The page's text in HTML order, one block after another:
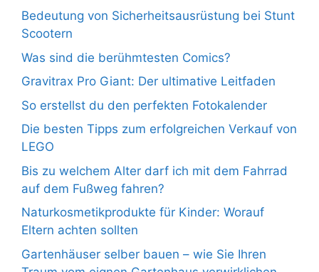
Bedeutung von Sicherheitsausrüstung bei Stunt
Scootern
Was sind die berühmtesten Comics?
Gravitrax Pro Giant: Der ultimative Leitfaden
So erstellst du den perfekten Fotokalender
Die besten Tipps zum erfolgreichen Verkauf von
LEGO
Bis zu welchem Alter darf ich mit dem Fahrrad
auf dem Fußweg fahren?
Naturkosmetikprodukte für Kinder: Worauf
Eltern achten sollten
Gartenhäuser selber bauen – wie Sie Ihren